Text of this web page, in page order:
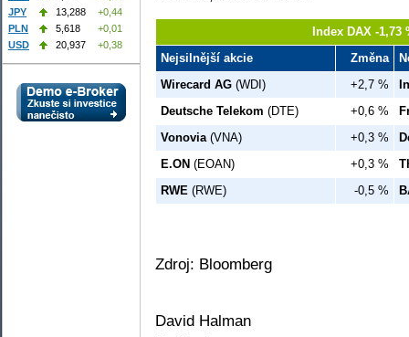
Index DAX -1,73
Nejsilnější akcie
Změna
Wirecard AG (WDI) +2,7 %
Deutsche Telekom (DTE) +0,6 %
Vonovia(VNA) +0,3 %
E.ON (EOAN) +0,3 %
RWE (RWE) -0,5 %
Zdroj: Bloomberg
David Halman
JPY
13,288
+0,44
PLN
5,618
+0,01
USD
20,937 +0,38